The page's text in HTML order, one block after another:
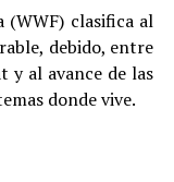
clasifica al
debido, entre
y al avance de las
donde vive.